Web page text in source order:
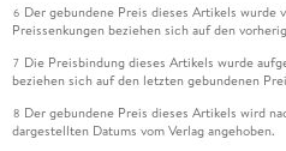
6 Der gebundene Preis dieses Artikels wurde
Preissenkungen beziehen sich auf den
7 Die Preisbindung dieses Artikels wurde
beziehen sich auf den letzten gebundenen
8 Der gebundene Preis dieses Artikels wird
dargestellten Datums vom Verlag angehoben.